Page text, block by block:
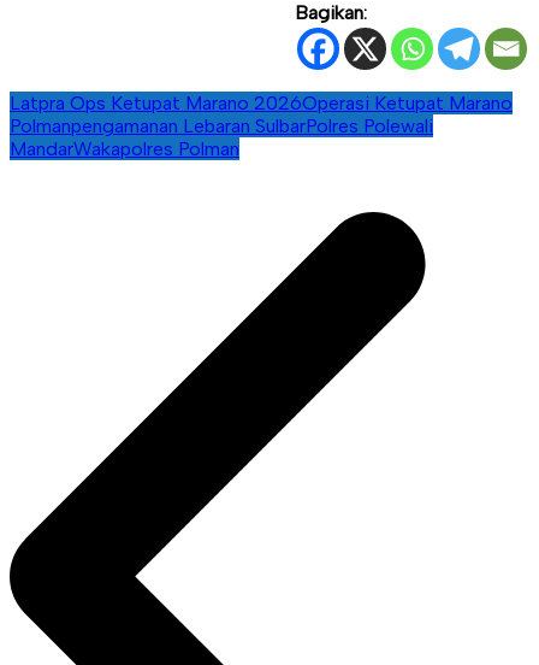
Bagikan:
Latpra Ops Ketupat Marano 2026Operasi Ketupat Marano
Polmanpengamanan Lebaran SulbarPolres Polewali
MandarWakapolres Polman